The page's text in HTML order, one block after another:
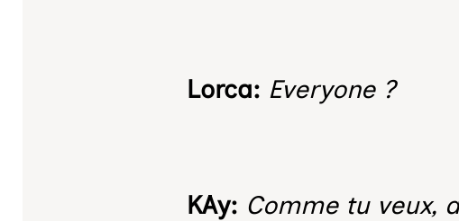
Lorca: Everyone ?
KAy: Comme tu veux,